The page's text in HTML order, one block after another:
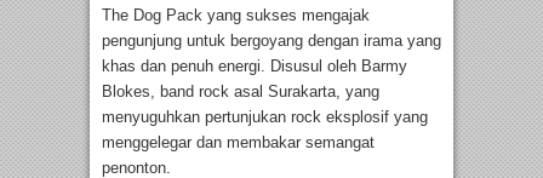
The Dog Pack yang sukses mengajak
pengunjung untuk bergoyang dengan irama yang
khas dan penuh energi. Disusul oleh Barmy
Blokes, band rock asal Surakarta, yang
menyuguhkan pertunjukan rock eksplosif yang
menggelegar dan membakar semangat
penonton.